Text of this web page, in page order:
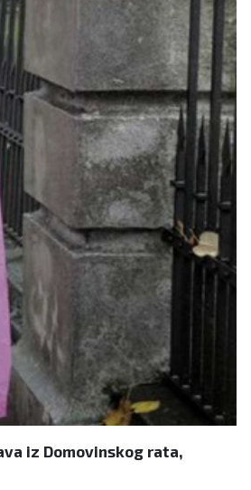
iz Domovinskog rata,